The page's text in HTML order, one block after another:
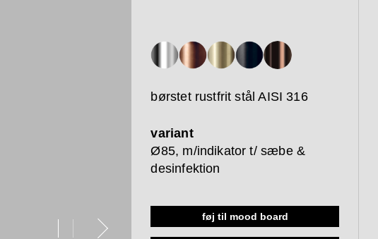
børstet rustfrit stål AISI 316
variant
Ø85, m/indikator t/ sæbe &
desinfektion
føj til mood board